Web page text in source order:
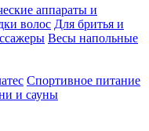
аппараты и
волос Для бритья и
Весы напольные
Спортивное питание
и сауны